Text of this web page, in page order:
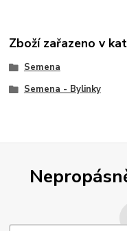
Zboží zařazeno v
Semena
Semena - Bylinky